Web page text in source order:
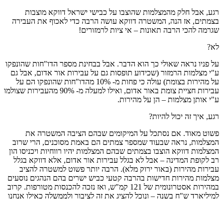
רגע, אבל חלק מהמצלמות שהוצבו על כבישי ישראל דווקא מוצבות
בצמתים, אז הנה, המשטרה דווקא עושה הרבה כדי לאכוף את העבירה
שגרמה להכי הרבה תאונות – אי ציות לרמזורים!
לא?
על פניו נראה שאולי כך הוא הדבר. אבל בבחינת מספר הדו"חות שהונפקו
ע"י מצלמות הרמזור (שכידוע תופסות גם על עבירות אור אדום, אבל גם
על מהירות בצומת) עולה כי פחות מ- 10% מהדו"חות שהונפקו הם על
עבירות חציית צומת באור אדום, ואילו למעלה מ- 90% מהעבירות שצולמו
ע"י אותן מצלמות – הן על מהירות.
רגע, איך זה יכול להיות?
פשוט מאוד. אם נסתכל על המיקומים שבהם הציבה המשטרה את
המצלמות, נראה שבעוד שמספר צמתים הם באמת מסוכנים, הרי שרוב
המצלמות דווקא הוצבו בצמתים שבהם המצלמות יהיו רווחיות ויכניסו הון
רב לקופת המדינה – אבל לא בגלל עבירות אור אדום, אלא דווקא בגלל
עבירות מהירות (באור ירוק מלא). הרבה יותר פשוט למשטרה להציב
מצלמות מהירות חדישות בהרבה קטעי כביש ישרים בהם הנהגים נוסעים
במהירות אסטרונומית של 121 קמ"ש, ואז נזכה להכנסות מטורפות. קרוב
למיליארד ש"ח בשנה – ונוכל להציג את זה לציבור ולממשלה כאילו אנחנו